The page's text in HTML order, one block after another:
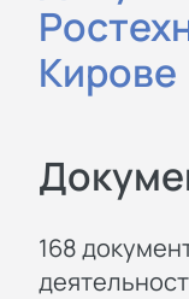
Кирове
168